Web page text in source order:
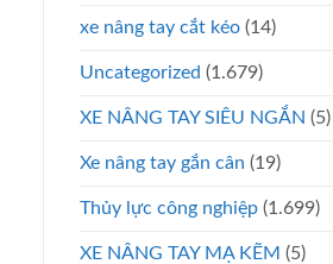
xe nâng tay cắt kéo (14)
Uncategorized (1.679)
XE NÂNG TAY SIÊU NGẮN (5)
Xe nâng tay gắn cân (19)
Thủy lực công nghiệp (1.699)
XE NÂNG TAY MẠ KẼM (5)